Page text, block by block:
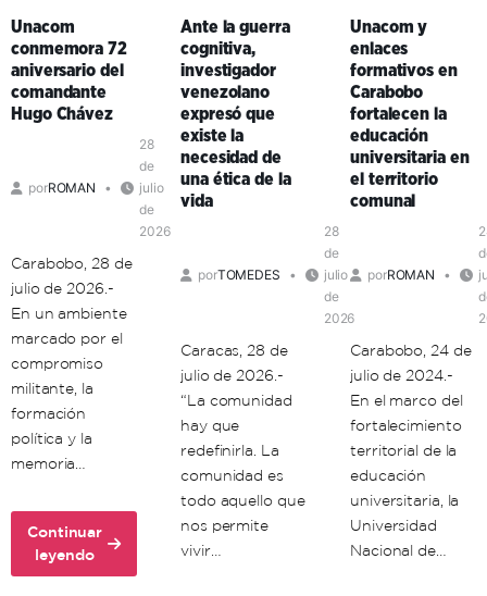
comunicación
popular
como
clave
de
en
en
Mérida
Aragua
y
Carabobo
Unacom
conmemora 72
aniversario del
comandante
Hugo Chávez
porROMAN
28
de
julio
de
2026
Carabobo, 28 de
julio de 2026.-
En un ambiente
marcado por el
compromiso
militante, la
formación
política y la
memoria…
Continuar
leyendo
about
Unacom
Ante la guerra
cognitiva,
investigador
venezolano
expresó que
existe la
necesidad de
una ética de la
vida
porTOMEDES
28
de
julio
de
2026
Caracas, 28 de
julio de 2026.-
“La comunidad
hay que
redefinirla. La
comunidad es
todo aquello que
nos permite
vivir…
Unacom y
enlaces
formativos en
Carabobo
fortalecen la
educación
universitaria en
el territorio
comunal
porROMAN
Carabobo, 24 de
julio de 2024.-
En el marco del
fortalecimiento
territorial de la
educación
universitaria, la
Universidad
Nacional de…